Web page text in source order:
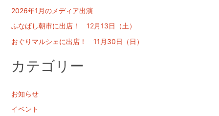
2026年1月のメディア出演
ふなばし朝市に出店！ 12月13日（土）
おぐりマルシェに出店！ 11月30日（日）
カテゴリー
お知らせ
イベント